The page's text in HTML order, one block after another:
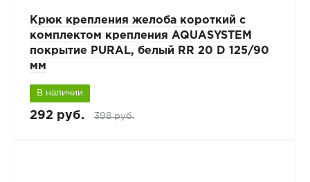
Крюк крепления желоба короткий с
комплектом крепления AQUASYSTEM
покрытие PURAL, белый RR 20 D 125/90
мм
В наличии
292 руб. 398 руб.